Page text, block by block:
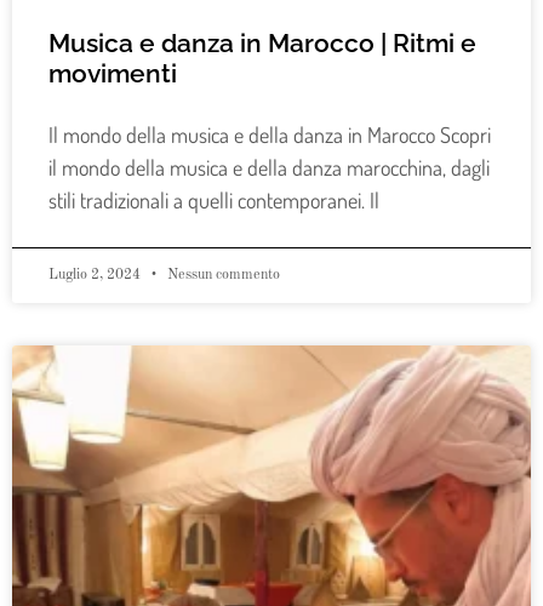
Musica e danza in Marocco | Ritmi e
movimenti
Il mondo della musica e della danza in Marocco Scopri
il mondo della musica e della danza marocchina, dagli
stili tradizionali a quelli contemporanei. Il
Luglio 2, 2024 Nessun commento